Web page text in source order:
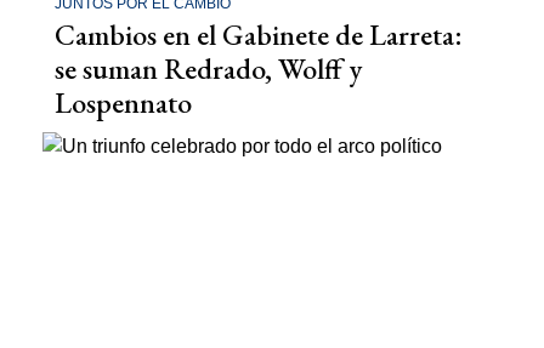
JUNTOS POR EL CAMBIO
Cambios en el Gabinete de Larreta:
se suman Redrado, Wolff y
Lospennato